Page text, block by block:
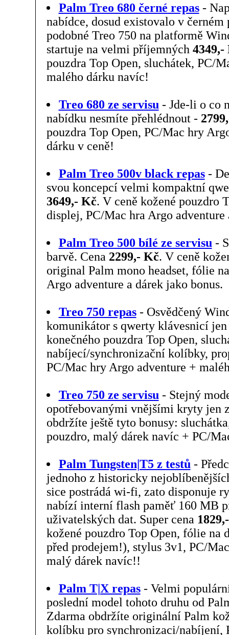
Palm Treo 680 černé repas-
nabídce, dosud existovalo v
podobné Treo 750 na platformě
startuje na velmi příjemných 4349,-
pouzdra Top Open, sluchátek, PC/
malého dárku navíc!
Treo 680 ze servisu - Jde-li o co
nabídku nesmíte přehlédnout -
pouzdra Top Open, PC/Mac hry
dárku v ceně!
Palm Treo 500v black repas-
svou koncepcí velmi kompaktní
3649,- Kč. V ceně kožené pouzdro
displej, PC/Mac hra Argo adventure
Palm Treo 500 bílé ze servisu -
barvě. Cena 2299,- Kč. V ceně
original Palm mono headset, fólie
Argo adventure a dárek jako bonus.
Treo 750 repas- Osvědčený
komunikátor s qwerty klávesnicí
konečného pouzdra Top Open,
nabíjecí/synchronizační kolíbky,
PC/Mac hry Argo adventure +
Treo 750 ze servisu - Stejný
opotřebovanými vnějšími kryty jen
obdržíte ještě tyto bonusy:
pouzdro, malý dárek navíc + PC/
Palm Tungsten|T5 z testů -
jednoho z historicky
sice postrádá wi-fi, zato disponuje
nabízí interní flash paměť 160 MB
uživatelských dat. Super cena
kožené pouzdro Top Open, fólie na
před prodejem!), stylus 3v1, PC/
malý dárek navíc!!
Palm T|X repas- Velmi
poslední model tohoto druhu od
Zdarma obdržíte originální Palm
kolíbku pro synchronizaci/nabíjení,